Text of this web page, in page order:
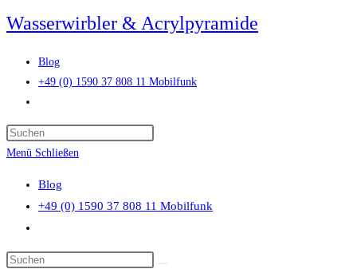
Zum
Inhalt
springen
Wasserwirbler & Acrylpyramide
Blog
+49 (0) 1590 37 808 11 Mobilfunk
umschalten
the
panel.
Menü Schließen
Blog
+49 (0) 1590 37 808 11 Mobilfunk
umschalten
Diese